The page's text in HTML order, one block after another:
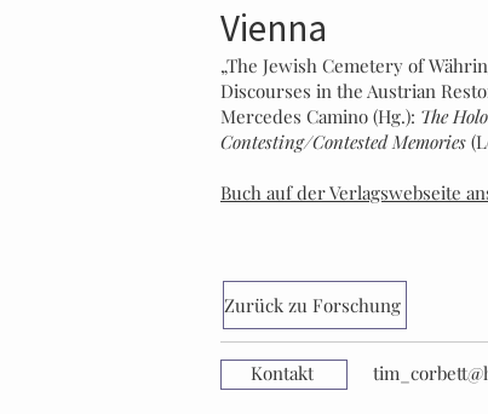
Vienna
„The Jewish Cemetery of
Discourses in the Austrian
Mercedes Camino (Hg.): The
Contesting/Contested Memories
Buch auf der Verlagswebseite
Zurück zu Forschung
Kontakt